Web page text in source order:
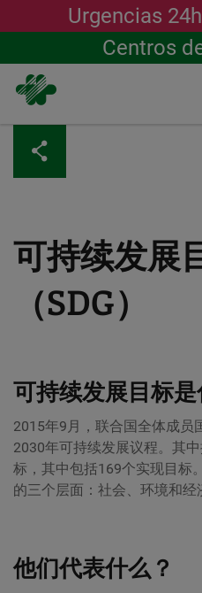
主
Urgencias 24h
Centros
可持续发展
（SDG）
可持续发展目标是
2015年9月，联合国全体成
2030年可持续发展议程。其
标，其中包括169个实现目标
的三个层面：社会、环境和经
他们代表什么？